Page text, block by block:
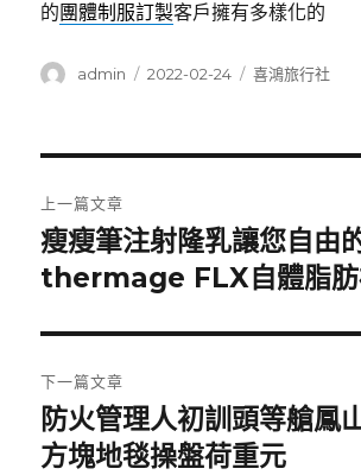
的團體制服訂製客戶擁有多樣化的
作
admin
發
2022-02-24
分
喜鴻旅行社
章
導
覽
上一篇文章
上
一
文
章:
瘦瘦筆注射隆乳讓您自由
thermage FLX自體脂肪
下一篇文章
下
一
防火管理人初訓頭等艙鳳
方塊地毯操盤荷重元